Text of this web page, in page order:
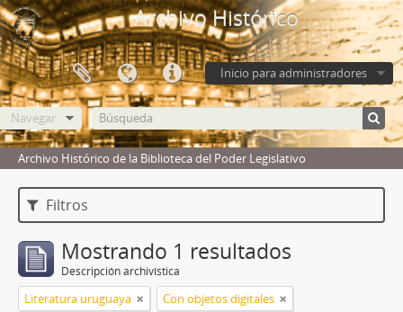
Archivo Histórico
Inicio para administradores
Navegar
Archivo Histórico de la Biblioteca del Poder Legislativo
Filtros
Mostrando 1 resultados
Descripción archivística
Literatura uruguaya Con objetos digitales